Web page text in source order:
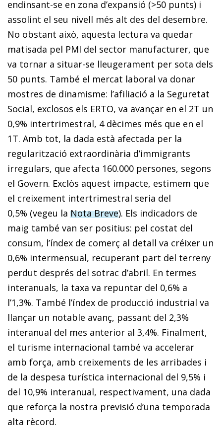
endinsant-se en zona d’expansió (>50 punts) i
assolint el seu nivell més alt des del desembre.
No obstant això, aquesta lectura va quedar
matisada pel PMI del sector manufacturer, que
va tornar a situar-se lleugerament per sota dels
50 punts. També el mercat laboral va donar
mostres de dinamisme: l’afiliació a la Seguretat
Social, exclosos els ERTO, va avançar en el 2T un
0,9% intertrimestral, 4 dècimes més que en el
1T. Amb tot, la dada està afectada per la
regularització extraordinària d’immigrants
irregulars, que afecta 160.000 persones, segons
el Govern. Exclòs aquest impacte, estimem que
el creixement intertrimestral seria del
0,5% (vegeu la Nota Breve). Els indicadors de
maig també van ser positius: pel costat del
consum, l’índex de comerç al detall va créixer un
0,6% intermensual, recuperant part del terreny
perdut després del sotrac d’abril. En termes
interanuals, la taxa va repuntar del 0,6% a
l’1,3%. També l’índex de producció industrial va
llançar un notable avanç, passant del 2,3%
interanual del mes anterior al 3,4%. Finalment,
el turisme internacional també va accelerar
amb força, amb creixements de les arribades i
de la despesa turística internacional del 9,5% i
del 10,9% interanual, respectivament, una dada
que reforça la nostra previsió d’una temporada
alta rècord.